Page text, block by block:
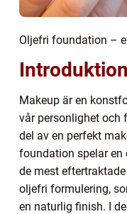
Oljefri foundation –
Makeup är en
vår personlighet och
del av en perfekt
foundation spelar en
de mest
oljefri formulering,
en naturlig finish. I